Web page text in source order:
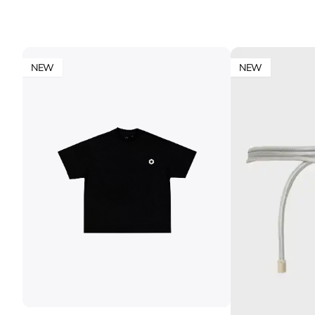
NEW NEW